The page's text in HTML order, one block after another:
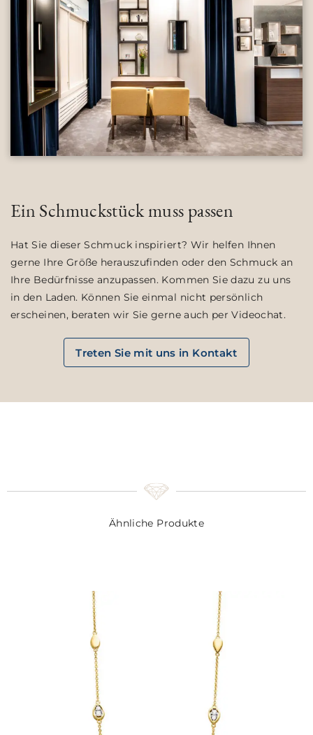
Ein Schmuckstück muss passen
Hat Sie dieser Schmuck inspiriert? Wir helfen Ihnen
gerne Ihre Größe herauszufinden oder den Schmuck an
Ihre Bedürfnisse anzupassen. Kommen Sie dazu zu uns
in den Laden. Können Sie einmal nicht persönlich
erscheinen, beraten wir Sie gerne auch per Videochat.
Treten Sie mit uns in Kontakt
Ähnliche Produkte